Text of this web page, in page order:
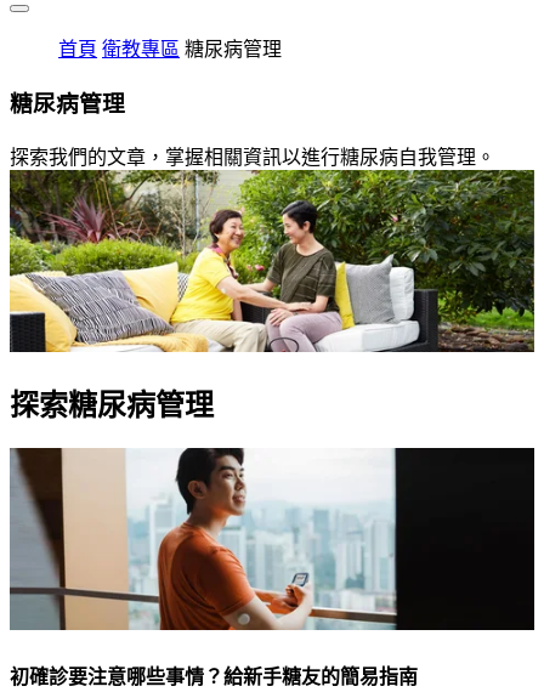
首頁 衛教專區 糖尿病管理
糖尿病管理
探索我們的文章，掌握相關資訊以進行糖尿病自我管理。
探索糖尿病管理
初確診要注意哪些事情？給新手糖友的簡易指南